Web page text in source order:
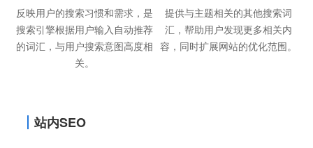
反映用户的搜索习惯和需求，是
搜索引擎根据用户输入自动推荐
的词汇，与用户搜索意图高度相
关。
提供与主题相关的其他搜索词
汇，帮助用户发现更多相关内
容，同时扩展网站的优化范围。
站内SEO